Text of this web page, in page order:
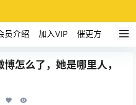
员介绍 加入VIP 催更方式
怎么了，她是哪里人，